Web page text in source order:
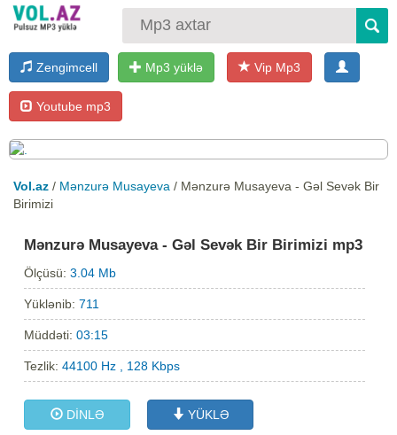
Zengimcell Mp3 yüklə Vip Mp3
Youtube mp3
Vol.az / Mənzurə Musayeva / Mənzurə Musayeva - Gəl Sevək Bir
Birimizi
Mənzurə Musayeva - Gəl Sevək Bir Birimizi mp3
Ölçüsü:3.04 Mb
Yüklənib:711
Müddəti:03:15
Tezlik:44100 Hz , 128 Kbps
DİNLƏ YÜKLƏ